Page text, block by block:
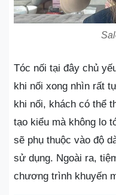
Tóc nối tại đây chủ
khi nối xong nhìn rất
khi nối, khách có thể
tạo kiểu mà không lo
sẽ phụ thuộc vào độ
sử dụng. Ngoài ra,
chương trình khuyến